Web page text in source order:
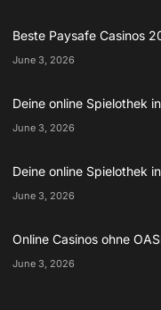
Beste Paysafe Casinos
June 3, 2026
Deine online Spielothek
June 3, 2026
Deine online Spielothek
June 3, 2026
Online Casinos ohne
June 3, 2026